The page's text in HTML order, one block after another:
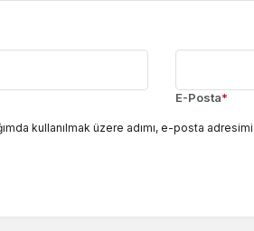
E-Posta*
kullanılmak üzere adımı, e-posta